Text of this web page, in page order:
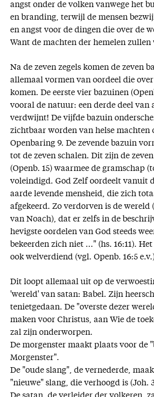
angst onder de volken vanwege het
en branding, terwijl de mensen
en angst voor de dingen die over de
Want de machten der hemelen zullen
Na de zeven zegels komen de zeven
allemaal vormen van oordeel die
komen. De eerste vier bazuinen
vooral de natuur: een derde deel van
verdwijnt! De vijfde bazuin
zichtbaar worden van helse machten
Openbaring 9. De zevende bazuin
tot de zeven schalen. Dit zijn de
(Openb. 15) waarmee de gramschap
voleindigd. God Zelf oordeelt vanuit
aarde levende mensheid, die zich
afgekeerd. Zo verdorven is de wereld
van Noach), dat er zelfs in de
hevigste oordelen van God steeds
bekeerden zich niet ..." (hs. 16:11).
ook welverdiend (vgl. Openb. 16:5
Dit loopt allemaal uit op de
'wereld' van satan: Babel. Zijn
tenietgedaan. De "overste dezer
maken voor Christus, aan Wie de
zal zijn onderworpen.
De morgenster maakt plaats voor de
Morgenster".
De "oude slang", de vernederde,
"nieuwe" slang, die verhoogd is (Joh.